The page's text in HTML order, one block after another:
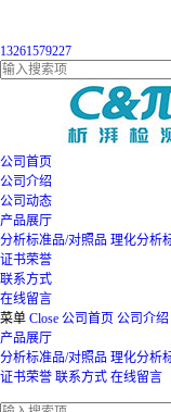
13261579227
公司首页
公司介绍
公司动态
产品展厅
分析标准品/对照品 理化分析
证书荣誉
联系方式
在线留言
菜单 Close 公司首页 公司介绍
产品展厅
分析标准品/对照品 理化分析
证书荣誉 联系方式 在线留言